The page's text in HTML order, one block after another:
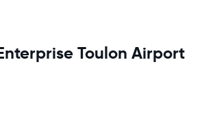
Toulon Airport